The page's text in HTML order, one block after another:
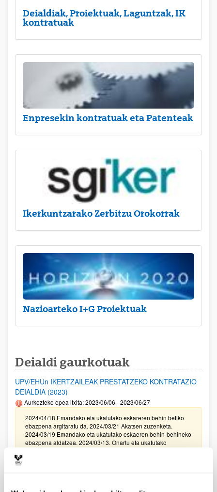
Deialdiak, Proiektuak, Laguntzak, IK
kontratuak
Enpresekin kontratuak eta Patenteak
Ikerkuntzarako Zerbitzu Orokorrak
Nazioarteko I+G Proiektuak
Deialdi gaurkotuak
UPV/EHUn IKERTZAILEAK PRESTATZEKO KONTRATAZIO
DEIALDIA (2023)
Aurkezteko epea itxita: 2023/06/06 - 2023/06/27
2024/04/18 Emandako eta ukatutako eskareren behin betiko
ebazpena argitaratu da. 2024/03/21 Akatsen zuzenketa.
2024/03/19 Emandako eta ukatutako eskaeren behin-behineko
ebazpena aldatzea. 2024/03/13. Onartu eta ukatutako
eskaeren behin betiko zerrenda. I Fasea. Modalitate I, II III, eta